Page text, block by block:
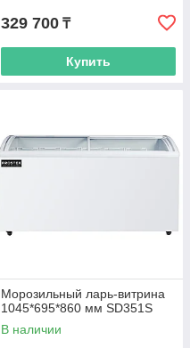
329 700 ₸
Купить
Морозильный ларь-витрина
1045*695*860 мм SD351S
В наличии